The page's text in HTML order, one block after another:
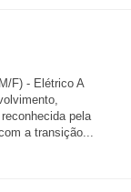
F) - Elétrico A
pela
a transição...